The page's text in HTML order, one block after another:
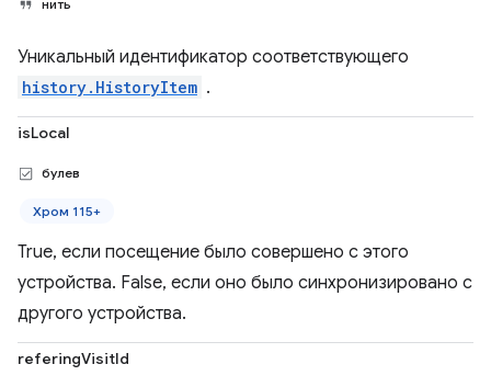
нить
Уникальный идентификатор соответствующего
history.HistoryItem .
isLocal
булев
Хром 115+
True, если посещение было совершено с этого
устройства. False, если оно было синхронизировано с
другого устройства.
referingVisitId